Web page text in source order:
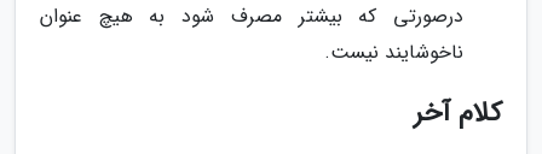
درصورتی که بیشتر مصرف شود به هیچ عنوان
ناخوشایند نیست.
کلام آخر